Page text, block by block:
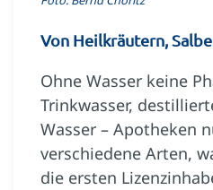
Von Heilkräutern,
Ohne Wasser keine
Trinkwasser,
Wasser – Apotheken
verschiedene Arten,
die ersten